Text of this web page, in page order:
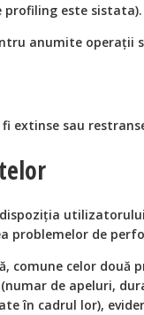
este sistata).
anumite operaţii
extinse sau
problemelor de
comune celor două
de apeluri,
în cadrul lor),